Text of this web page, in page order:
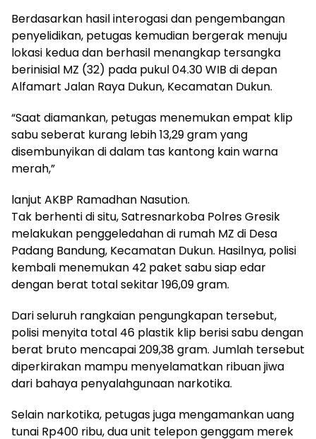
Berdasarkan hasil interogasi dan pengembangan
penyelidikan, petugas kemudian bergerak menuju
lokasi kedua dan berhasil menangkap tersangka
berinisial MZ (32) pada pukul 04.30 WIB di depan
Alfamart Jalan Raya Dukun, Kecamatan Dukun.
“Saat diamankan, petugas menemukan empat klip
sabu seberat kurang lebih 13,29 gram yang
disembunyikan di dalam tas kantong kain warna
merah,”
lanjut AKBP Ramadhan Nasution.
Tak berhenti di situ, Satresnarkoba Polres Gresik
melakukan penggeledahan di rumah MZ di Desa
Padang Bandung, Kecamatan Dukun. Hasilnya, polisi
kembali menemukan 42 paket sabu siap edar
dengan berat total sekitar 196,09 gram.
Dari seluruh rangkaian pengungkapan tersebut,
polisi menyita total 46 plastik klip berisi sabu dengan
berat bruto mencapai 209,38 gram. Jumlah tersebut
diperkirakan mampu menyelamatkan ribuan jiwa
dari bahaya penyalahgunaan narkotika.
Selain narkotika, petugas juga mengamankan uang
tunai Rp400 ribu, dua unit telepon genggam merek